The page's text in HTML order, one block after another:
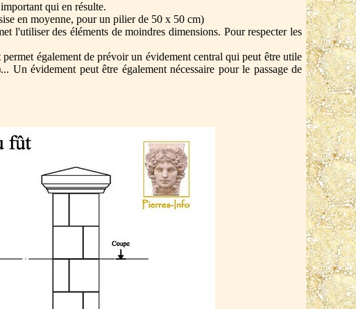
qui en résulte.
en moyenne, pour un pilier de 50 x 50 cm)
l'utiliser des éléments de moindres dimensions. Pour respecter les
également de prévoir un évidement central qui peut être utile
évidement peut être également nécessaire pour le passage de